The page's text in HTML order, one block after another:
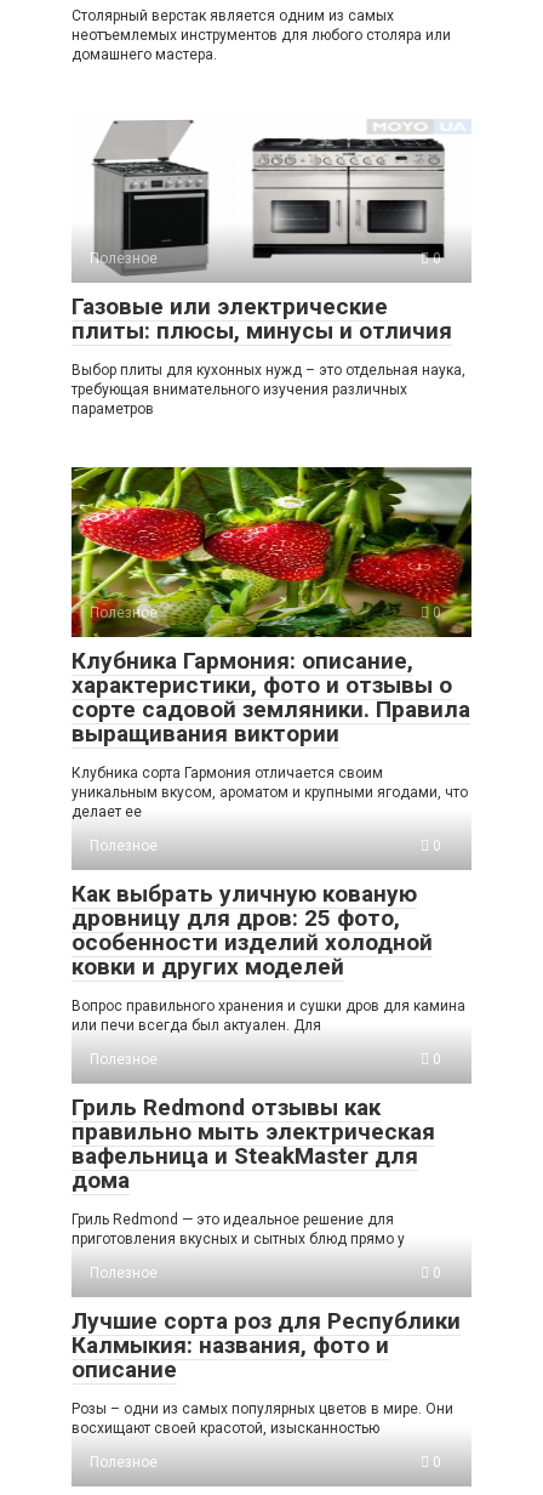
Столярный верстак является одним из самых
неотъемлемых инструментов для любого столяра или
домашнего мастера.
Полезное 0
Газовые или электрические
плиты: плюсы, минусы и отличия
Выбор плиты для кухонных нужд – это отдельная наука,
требующая внимательного изучения различных
параметров
Полезное 0
Клубника Гармония: описание,
характеристики, фото и отзывы о
сорте садовой земляники. Правила
выращивания виктории
Клубника сорта Гармония отличается своим
уникальным вкусом, ароматом и крупными ягодами, что
делает ее
Полезное
0
Как выбрать уличную кованую
дровницу для дров: 25 фото,
особенности изделий холодной
ковки и других моделей
Вопрос правильного хранения и сушки дров для камина
или печи всегда был актуален. Для
Полезное
0
Гриль Redmond отзывы как
правильно мыть электрическая
вафельница и SteakMaster для
дома
Гриль Redmond — это идеальное решение для
приготовления вкусных и сытных блюд прямо у
Полезное
0
Лучшие сорта роз для Республики
Калмыкия: названия, фото и
описание
Розы – одни из самых популярных цветов в мире. Они
восхищают своей красотой, изысканностью
Полезное
0